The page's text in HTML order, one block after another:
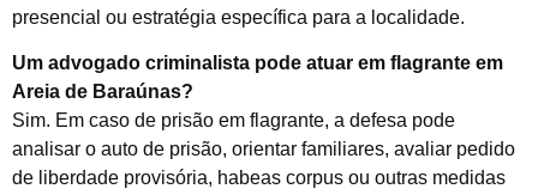
presencial ou estratégia específica para a localidade.
Um advogado criminalista pode atuar em flagrante em
Areia de Baraúnas?
Sim. Em caso de prisão em flagrante, a defesa pode
analisar o auto de prisão, orientar familiares, avaliar pedido
de liberdade provisória, habeas corpus ou outras medidas